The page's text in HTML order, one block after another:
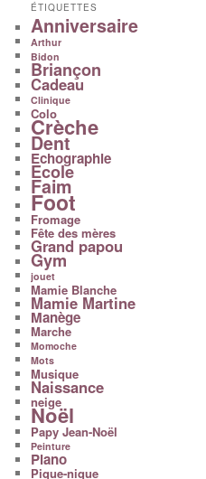
ÉTIQUETTES
Anniversaire
Arthur
Bidon
Briançon
Cadeau
Clinique
Colo
Crèche
Dent
Echographie
Ecole
Faim
Foot
Fromage
Fête des mères
Grand papou
Gym
jouet
Mamie Blanche
Mamie Martine
Manège
Marche
Momoche
Mots
Musique
Naissance
neige
Noël
Papy Jean-Noël
Peinture
Piano
Pique-nique